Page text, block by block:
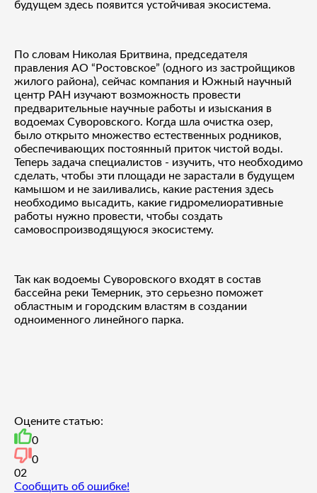
будущем здесь появится устойчивая экосистема.
По словам Николая Бритвина, председателя
правления АО “Ростовское” (одного из застройщиков
жилого района), сейчас компания и Южный научный
центр РАН изучают возможность провести
предварительные научные работы и изыскания в
водоемах Суворовского. Когда шла очистка озер,
было открыто множество естественных родников,
обеспечивающих постоянный приток чистой воды.
Теперь задача специалистов - изучить, что необходимо
сделать, чтобы эти площади не зарастали в будущем
камышом и не заиливались, какие растения здесь
необходимо высадить, какие гидромелиоративные
работы нужно провести, чтобы создать
самовоспроизводящуюся экосистему.
Так как водоемы Суворовского входят в состав
бассейна реки Темерник, это серьезно поможет
областным и городским властям в создании
одноименного линейного парка.
Оцените статью:
0
0
02
Сообщить об ошибке!